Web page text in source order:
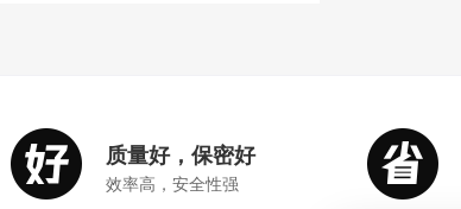
质量好，保密好
效率高，安全性强